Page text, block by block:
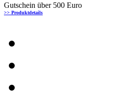
Gutschein über 500 Euro
>> Produktdetails